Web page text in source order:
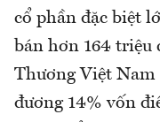
cổ phần đặc biệt
bán hơn 164 triệu
Thương Việt Nam
đương 14% vốn